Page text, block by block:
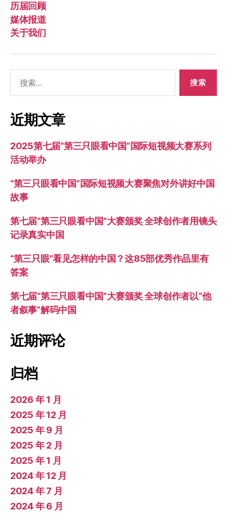
历届回顾
媒体报道
关于我们
索：
近期文章
2025第七届“第三只眼看中国”国际短视频大赛系列
活动举办
“第三只眼看中国”国际短视频大赛聚焦对外讲好中国
故事
第七届“第三只眼看中国”大赛颁奖 全球创作者用镜头
记录真实中国
“第三只眼”看见怎样的中国？这85部优秀作品里有
答案
第七届“第三只眼看中国”大赛颁奖 全球创作者以“他
者叙事”解码中国
近期评论
归档
2026 年 1 月
2025 年 12 月
2025 年 9 月
2025 年 2 月
2025 年 1 月
2024 年 12 月
2024 年 7 月
2024 年 6 月